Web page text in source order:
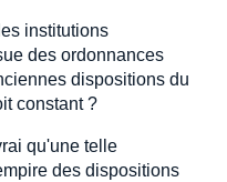
institutions
des ordonnances
dispositions du
constant ?
qu'une telle
des dispositions